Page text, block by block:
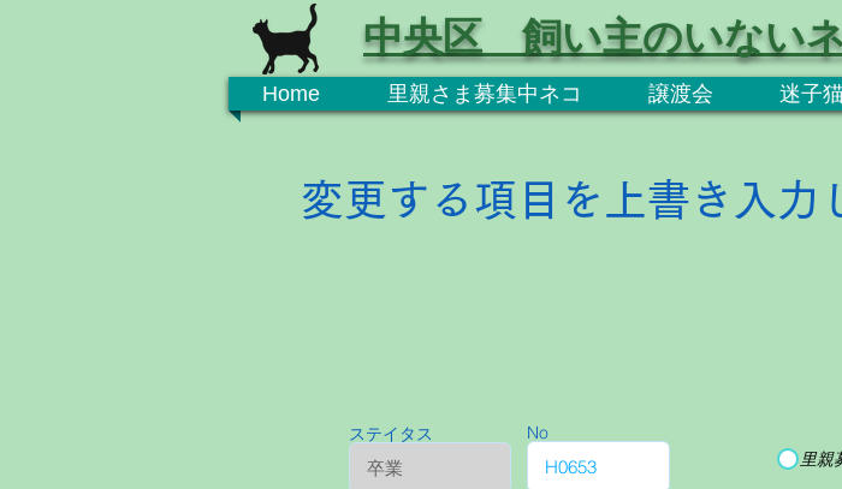
Home 里親さま募集中ネコ 譲渡会 迷子
中央区 飼い主のいない
変更する項目を上書き入力
ステイタス No
里親